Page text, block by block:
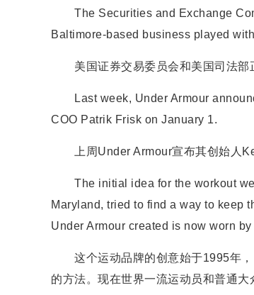
The Securities and Exchange
Baltimore-based business played
美国证券交易委员会和美国司法部
Last week, Under Armour
COO Patrik Frisk on January 1.
上周Under Armour宣布其创始人
The initial idea for the workout
Maryland, tried to find a way to keep
Under Armour created is now worn
这个运动品牌的创意始于1995年，
的方法。现在世界一流运动员和普通大